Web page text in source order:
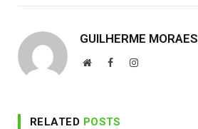
GUILHERME MORAES
WebsiteFacebookInstagram
RELATED POSTS